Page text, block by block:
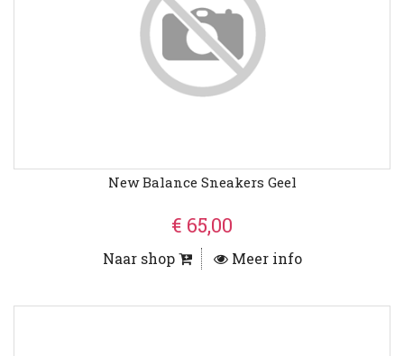
New Balance Sneakers Geel
€ 65,00
Naar shop Meer info